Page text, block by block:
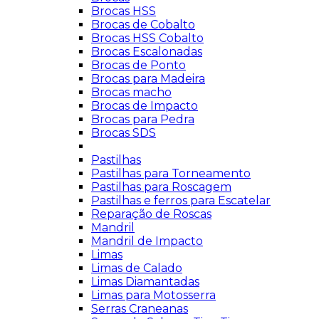
Brocas HSS
Brocas de Cobalto
Brocas HSS Cobalto
Brocas Escalonadas
Brocas de Ponto
Brocas para Madeira
Brocas macho
Brocas de Impacto
Brocas para Pedra
Brocas SDS
Pastilhas
Pastilhas para Torneamento
Pastilhas para Roscagem
Pastilhas e ferros para Escatelar
Reparação de Roscas
Mandril
Mandril de Impacto
Limas
Limas de Calado
Limas Diamantadas
Limas para Motosserra
Serras Craneanas